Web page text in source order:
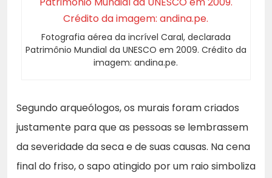
Fotografia aérea da incrível Caral, declarada
Patrimônio Mundial da UNESCO em 2009. Crédito da
imagem: andina.pe.
Segundo arqueólogos, os murais foram criados
justamente para que as pessoas se lembrassem
da severidade da seca e de suas causas. Na cena
final do friso, o sapo atingido por um raio simboliza